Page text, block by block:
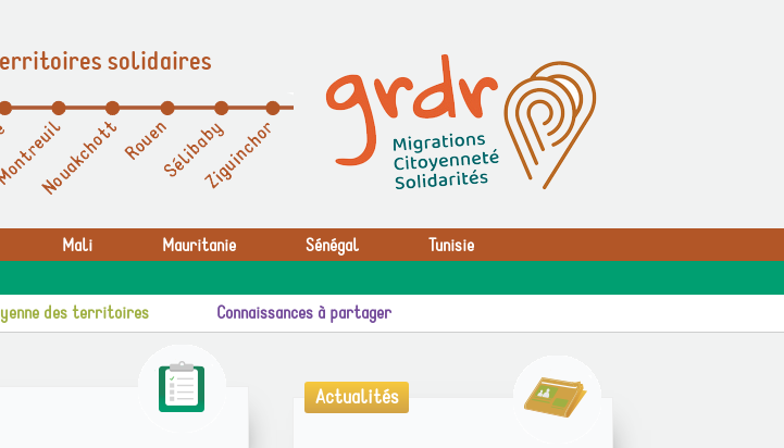
solidaires
Mali Mauritanie Sénégal Tunisie
des territoires Connaissances à partager
Actualités